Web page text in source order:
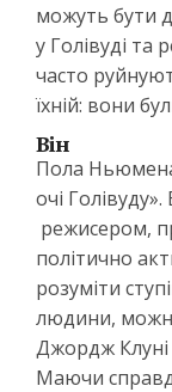
можуть бути
у Голівуді та
часто
їхній: вони
Він
Пола
очі
режисером,
політично
розуміти
людини,
Джордж Клуні
Маючи